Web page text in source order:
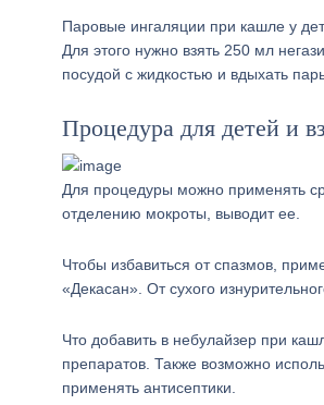
Паровые ингаляции при кашле у
Для этого нужно взять 250 мл
посудой с жидкостью и вдыхать
Процедура для детей и
Для процедуры можно применять
отделению мокроты, выводит ее.
Чтобы избавиться от спазмов,
«Декасан». От сухого
Что добавить в небулайзер при
препаратов. Также возможно
применять антисептики.